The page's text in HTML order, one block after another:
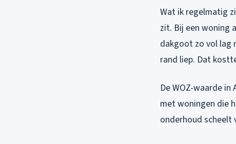
Wat ik regelmatig
zit. Bij een woning
dakgoot zo vol lag
rand liep. Dat
De WOZ-waarde
met woningen die
onderhoud scheelt